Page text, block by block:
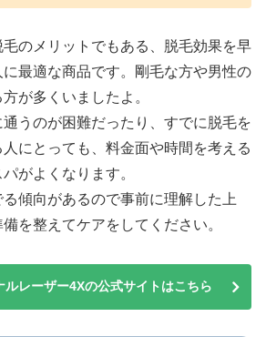
毛のメリットでもある、脱毛効果を早
に最適な商品です。剛毛な方や男性の
が多くいましたよ。
うのが困難だったり、すでに脱毛を
にとっても、料金面や時間を考える
がよくなります。
傾向があるので事前に理解した上
を整えてケアをしてください。
ルレーザー4Xの公式サイトはこちら